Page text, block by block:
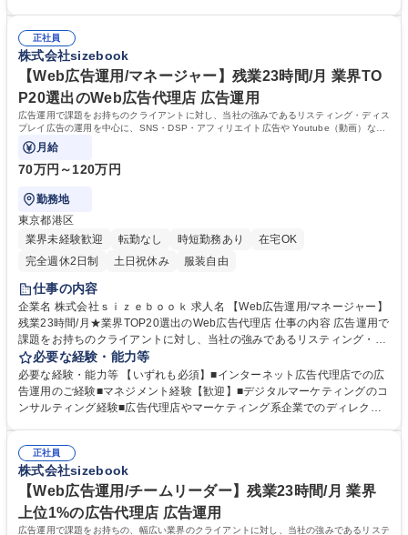
数字に一憂しない大胆なAI投資・実験が可能です。 募集職種 【AIプロジ
ェクトマネージャー・BPR室長候補】経営陣直下のコアポジション
理店を挟まない体制により、承認フローが非常に短く、意思決定スピード
が圧倒的です。 【求める人物像】大企業の枠組みを超え、自らの手でプロ
ダクトを育て、事業化（0→1）するダイナミズムを体感したい方。 学
歴・資格 学歴：大学院 大学 語学力： 資格：
正社員
株式会社sizebook
【Web広告運用/マネージャー】残業23時間/月 業界TO
P20選出のWeb広告代理店 広告運用
広告運用で課題をお持ちのクライアントに対し、当社の強みであるリスティング・ディス
プレイ広告の運用を中心に、SNS・DSP・アフィリエイト広告や Youtube（動画）など
のブランドリフティング等、
月給
70万円～120万円
勤務地
東京都港区
業界未経験歓迎
転勤なし 時短勤務あり
在宅OK
完全週休2日制
土日祝休み 服装自由
仕事の内容
企業名 株式会社ｓｉｚｅｂｏｏｋ 求人名 【Web広告運用/マネージャー】
残業23時間/月★業界TOP20選出のWeb広告代理店 仕事の内容 広告運用で
課題をお持ちのクライアントに対し、当社の強みであるリスティング・デ
ィスプレイ広告の運用を中心に、SNS・DSP・アフィリエイト広告や You
tube（動画）などのブランドリフティング等、 幅広いソリューションの提
案や、実際の運用を担当いただきます。【詳細】 新規／既存クライアント
の課題抽出・ 運用施策全体の戦略立案・企画・提案・ 案件内容に合わせ
増減します。★課全体の戦略立案と実行責任を担い、継続的な収益拡大と
組織力強化を推進していただきます。 募集職種 【Web広告運用/マネージ
ャー】残業23時間/月★業界TOP20選出のWeb広告代理店
必要な経験・能力等
必要な経験・能力等 【いずれも必須】■インターネット広告代理店での広
告運用のご経験■マネジメント経験【歓迎】■デジタルマーケティングのコ
ンサルティング経験■広告代理店やマーケティング系企業でのディレクタ
動を行っています。 ■網羅的にWebマーケ/広告運用の知識と経験が積むこ
とができます。 ■大規模クライアントとの折衝もあり、高いレベルの業務
を経験している社員が多く学びの刺激に溢れる環境です。 ■競合他社とは
異なる規模感の顧客層も多数持っているので、収益性高く事業運営を行っ
ています。 学歴・資格 学歴：大学院 大学 高専 短大 専修学校 高校 語学
正社員
株式会社sizebook
【Web広告運用/チームリーダー】残業23時間/月 業界
上位1%の広告代理店 広告運用
広告運用で課題をお持ちの、幅広い業界のクライアントに対し、当社の強みであるリステ